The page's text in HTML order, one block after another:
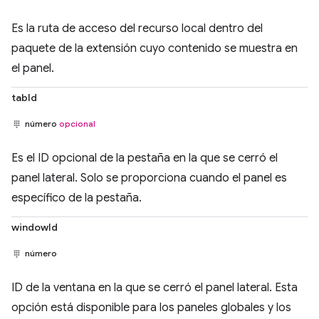
Es la ruta de acceso del recurso local dentro del
paquete de la extensión cuyo contenido se muestra en
el panel.
tabId
número opcional
Es el ID opcional de la pestaña en la que se cerró el
panel lateral. Solo se proporciona cuando el panel es
específico de la pestaña.
windowId
número
ID de la ventana en la que se cerró el panel lateral. Esta
opción está disponible para los paneles globales y los